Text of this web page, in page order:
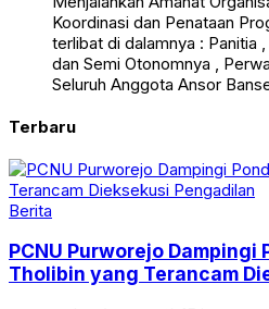
Koordinasi dan Penataan
terlibat di dalamnya : Panitia
dan Semi Otonomnya ,
Seluruh Anggota Ansor
Terbaru
Berita
PCNU Purworejo Dampingi
Tholibin yang Terancam